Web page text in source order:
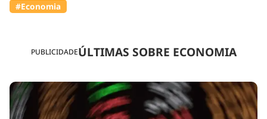
PUBLICIDADEÚLTIMAS SOBRE ECONOMIA
#Economia